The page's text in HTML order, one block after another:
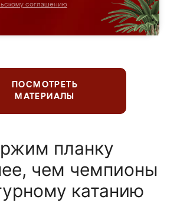
соглашению
ПОСМОТРЕТЬ
МАТЕРИАЛЫ
планку
чем чемпионы
катанию